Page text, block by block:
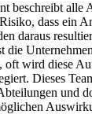
beschreibt alle
dass ein
daraus
die
oft wird diese
Dieses
und